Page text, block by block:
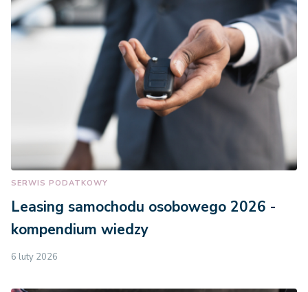
SERWIS PODATKOWY
Leasing samochodu osobowego 2026 -
kompendium wiedzy
6 luty 2026